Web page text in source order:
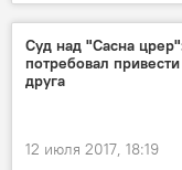
Суд над "Сасна
потребовал
друга
12 июля 2017, 18:19